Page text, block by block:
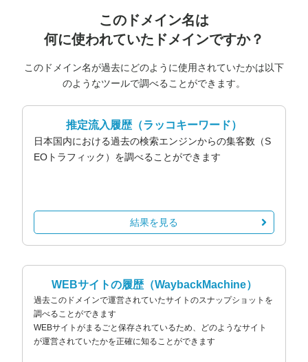
このドメイン名は
何に使われていたドメインですか？
このドメイン名が過去にどのように使用されていたかは以下
のようなツールで調べることができます。
推定流入履歴（ラッコキーワード）
日本国内における過去の検索エンジンからの集客数（S
EOトラフィック）を調べることができます
結果を見る
WEBサイトの履歴（WaybackMachine）
過去このドメインで運営されていたサイトのスナップショットを
調べることができます
WEBサイトがまるごと保存されているため、どのようなサイト
が運営されていたかを正確に知ることができます